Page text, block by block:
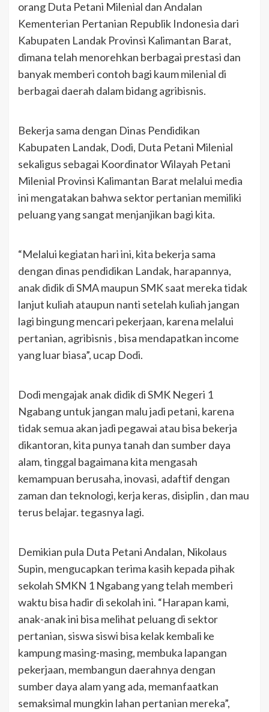
orang Duta Petani Milenial dan Andalan
Kementerian Pertanian Republik Indonesia dari
Kabupaten Landak Provinsi Kalimantan Barat,
dimana telah menorehkan berbagai prestasi dan
banyak memberi contoh bagi kaum milenial di
berbagai daerah dalam bidang agribisnis.
Bekerja sama dengan Dinas Pendidikan
Kabupaten Landak, Dodi, Duta Petani Milenial
sekaligus sebagai Koordinator Wilayah Petani
Milenial Provinsi Kalimantan Barat melalui media
ini mengatakan bahwa sektor pertanian memiliki
peluang yang sangat menjanjikan bagi kita.
“Melalui kegiatan hari ini, kita bekerja sama
dengan dinas pendidikan Landak, harapannya,
anak didik di SMA maupun SMK saat mereka tidak
lanjut kuliah ataupun nanti setelah kuliah jangan
lagi bingung mencari pekerjaan, karena melalui
pertanian, agribisnis , bisa mendapatkan income
yang luar biasa”, ucap Dodi.
Dodi mengajak anak didik di SMK Negeri 1
Ngabang untuk jangan malu jadi petani, karena
tidak semua akan jadi pegawai atau bisa bekerja
dikantoran, kita punya tanah dan sumber daya
alam, tinggal bagaimana kita mengasah
kemampuan berusaha, inovasi, adaftif dengan
zaman dan teknologi, kerja keras, disiplin , dan mau
terus belajar. tegasnya lagi.
Demikian pula Duta Petani Andalan, Nikolaus
Supin, mengucapkan terima kasih kepada pihak
sekolah SMKN 1 Ngabang yang telah memberi
waktu bisa hadir di sekolah ini. “Harapan kami,
anak-anak ini bisa melihat peluang di sektor
pertanian, siswa siswi bisa kelak kembali ke
kampung masing-masing, membuka lapangan
pekerjaan, membangun daerahnya dengan
sumber daya alam yang ada, memanfaatkan
semaksimal mungkin lahan pertanian mereka”,